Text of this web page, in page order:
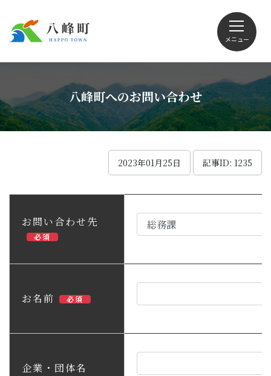
メニュー
Foreign language
観光
八峰町へのお問い合わせ
2023年01月25日 記事ID: 1235
お問い合わせ先
必須
お名前 必須
企業・団体名